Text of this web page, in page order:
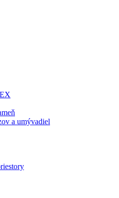
a umývadiel